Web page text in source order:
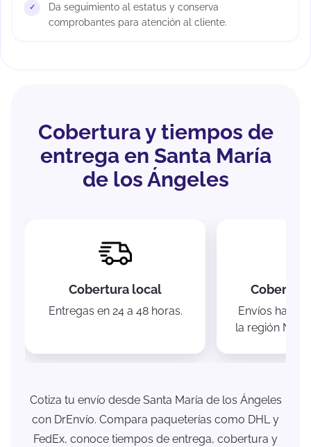
Da seguimiento al estatus y conserva
comprobantes para atención al cliente.
Cobertura y tiempos de
entrega en Santa María
de los Ángeles
Cobertura local
Entregas en 24 a 48 horas.
Envíos hacia
la región
Cotiza tu envío desde Santa María de los Ángeles
con DrEnvío. Compara paqueterías como DHL y
FedEx, conoce tiempos de entrega, cobertura y